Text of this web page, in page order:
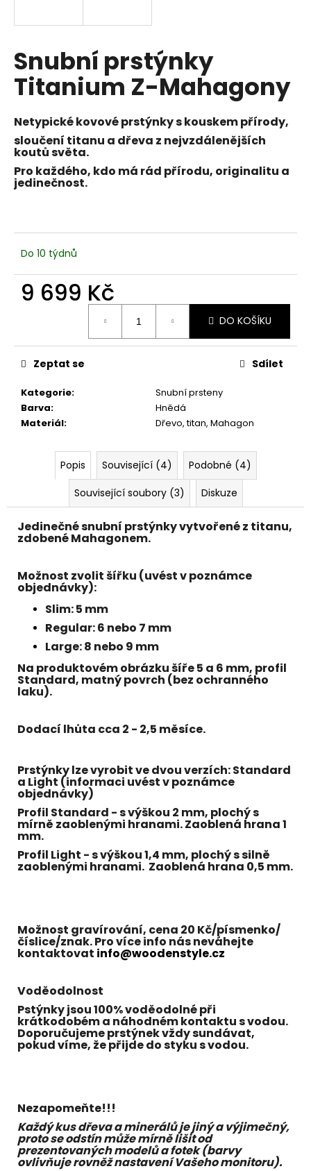
Snubní prstýnky
Titanium Z-Mahagony
Netypické kovové prstýnky s kouskem přírody,
sloučení titanu a dřeva z nejvzdálenějších
koutů světa.
Pro každého, kdo má rád přírodu, originalitu a
jedinečnost.
Do 10 týdnů
9 699 Kč
DO KOŠÍKU
Kategorie:
Snubní prsteny
Barva:
Hnědá
Materiál: Dřevo, titan, Mahagon
Zeptat se Sdílet
Popis Související (4)
Podobné (4)
Související soubory (3)
Diskuze
Jedinečné snubní prstýnky vytvořené z titanu,
zdobenéMahagonem.
Možnost zvolit šířku (uvést v poznámce
objednávky):
Slim: 5 mm
Regular: 6 nebo 7 mm
Large: 8 nebo 9 mm
Na produktovém obrázku šíře 5 a 6 mm, profil
Standard, matný povrch (bez ochranného
laku).
Dodací lhůta cca 2 - 2,5 měsíce.
Prstýnky lze vyrobit ve dvou verzích:Standard
a Light (informaci uvést v poznámce
objednávky)
Profil Standard - s výškou 2 mm, plochý s
mírně zaoblenými hranami. Zaoblená hrana 1
mm.
Profil Light - s výškou 1,4 mm, plochý s silně
zaoblenými hranami. Zaoblená hrana 0,5 mm.
Možnost gravírování, cena 20 Kč/písmenko/
číslice/znak. Pro více info nás neváhejte
kontaktovat info@woodenstyle.cz
Voděodolnost
Pstýnky jsou 100% voděodolné při
krátkodobém a náhodném kontaktu s vodou.
Doporučujeme prstýnek vždy sundávat,
pokud víme, že přijde do styku s vodou.
Nezapomeňte!!!
Každý kus dřeva a minerálů je jiný a výjimečný,
proto se odstín může mírně lišit od
prezentovaných modelů a fotek (barvy
ovlivňuje rovněž nastavení Vašeho monitoru).
í
t
?
o
p
u
j
e
e